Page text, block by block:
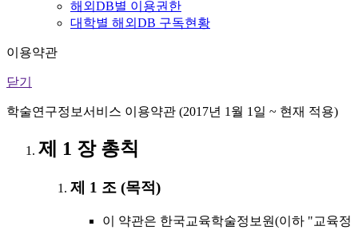
해외DB별 이용권한
대학별 해외DB 구독현황
이용약관
닫기
학술연구정보서비스 이용약관 (2017년 1월 1일 ~ 현재 적용)
제 1 장 총칙
제 1 조 (목적)
이 약관은 한국교육학술정보원(이하 "교육정